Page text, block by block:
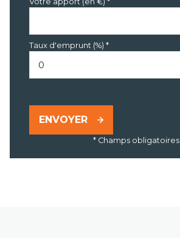
Taux d'emprunt (%) *
ENVOYER
* Champs obligatoires